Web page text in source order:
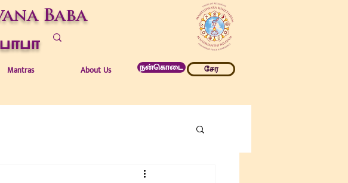
Baba
Mantras About Us நன்கொடை சேர